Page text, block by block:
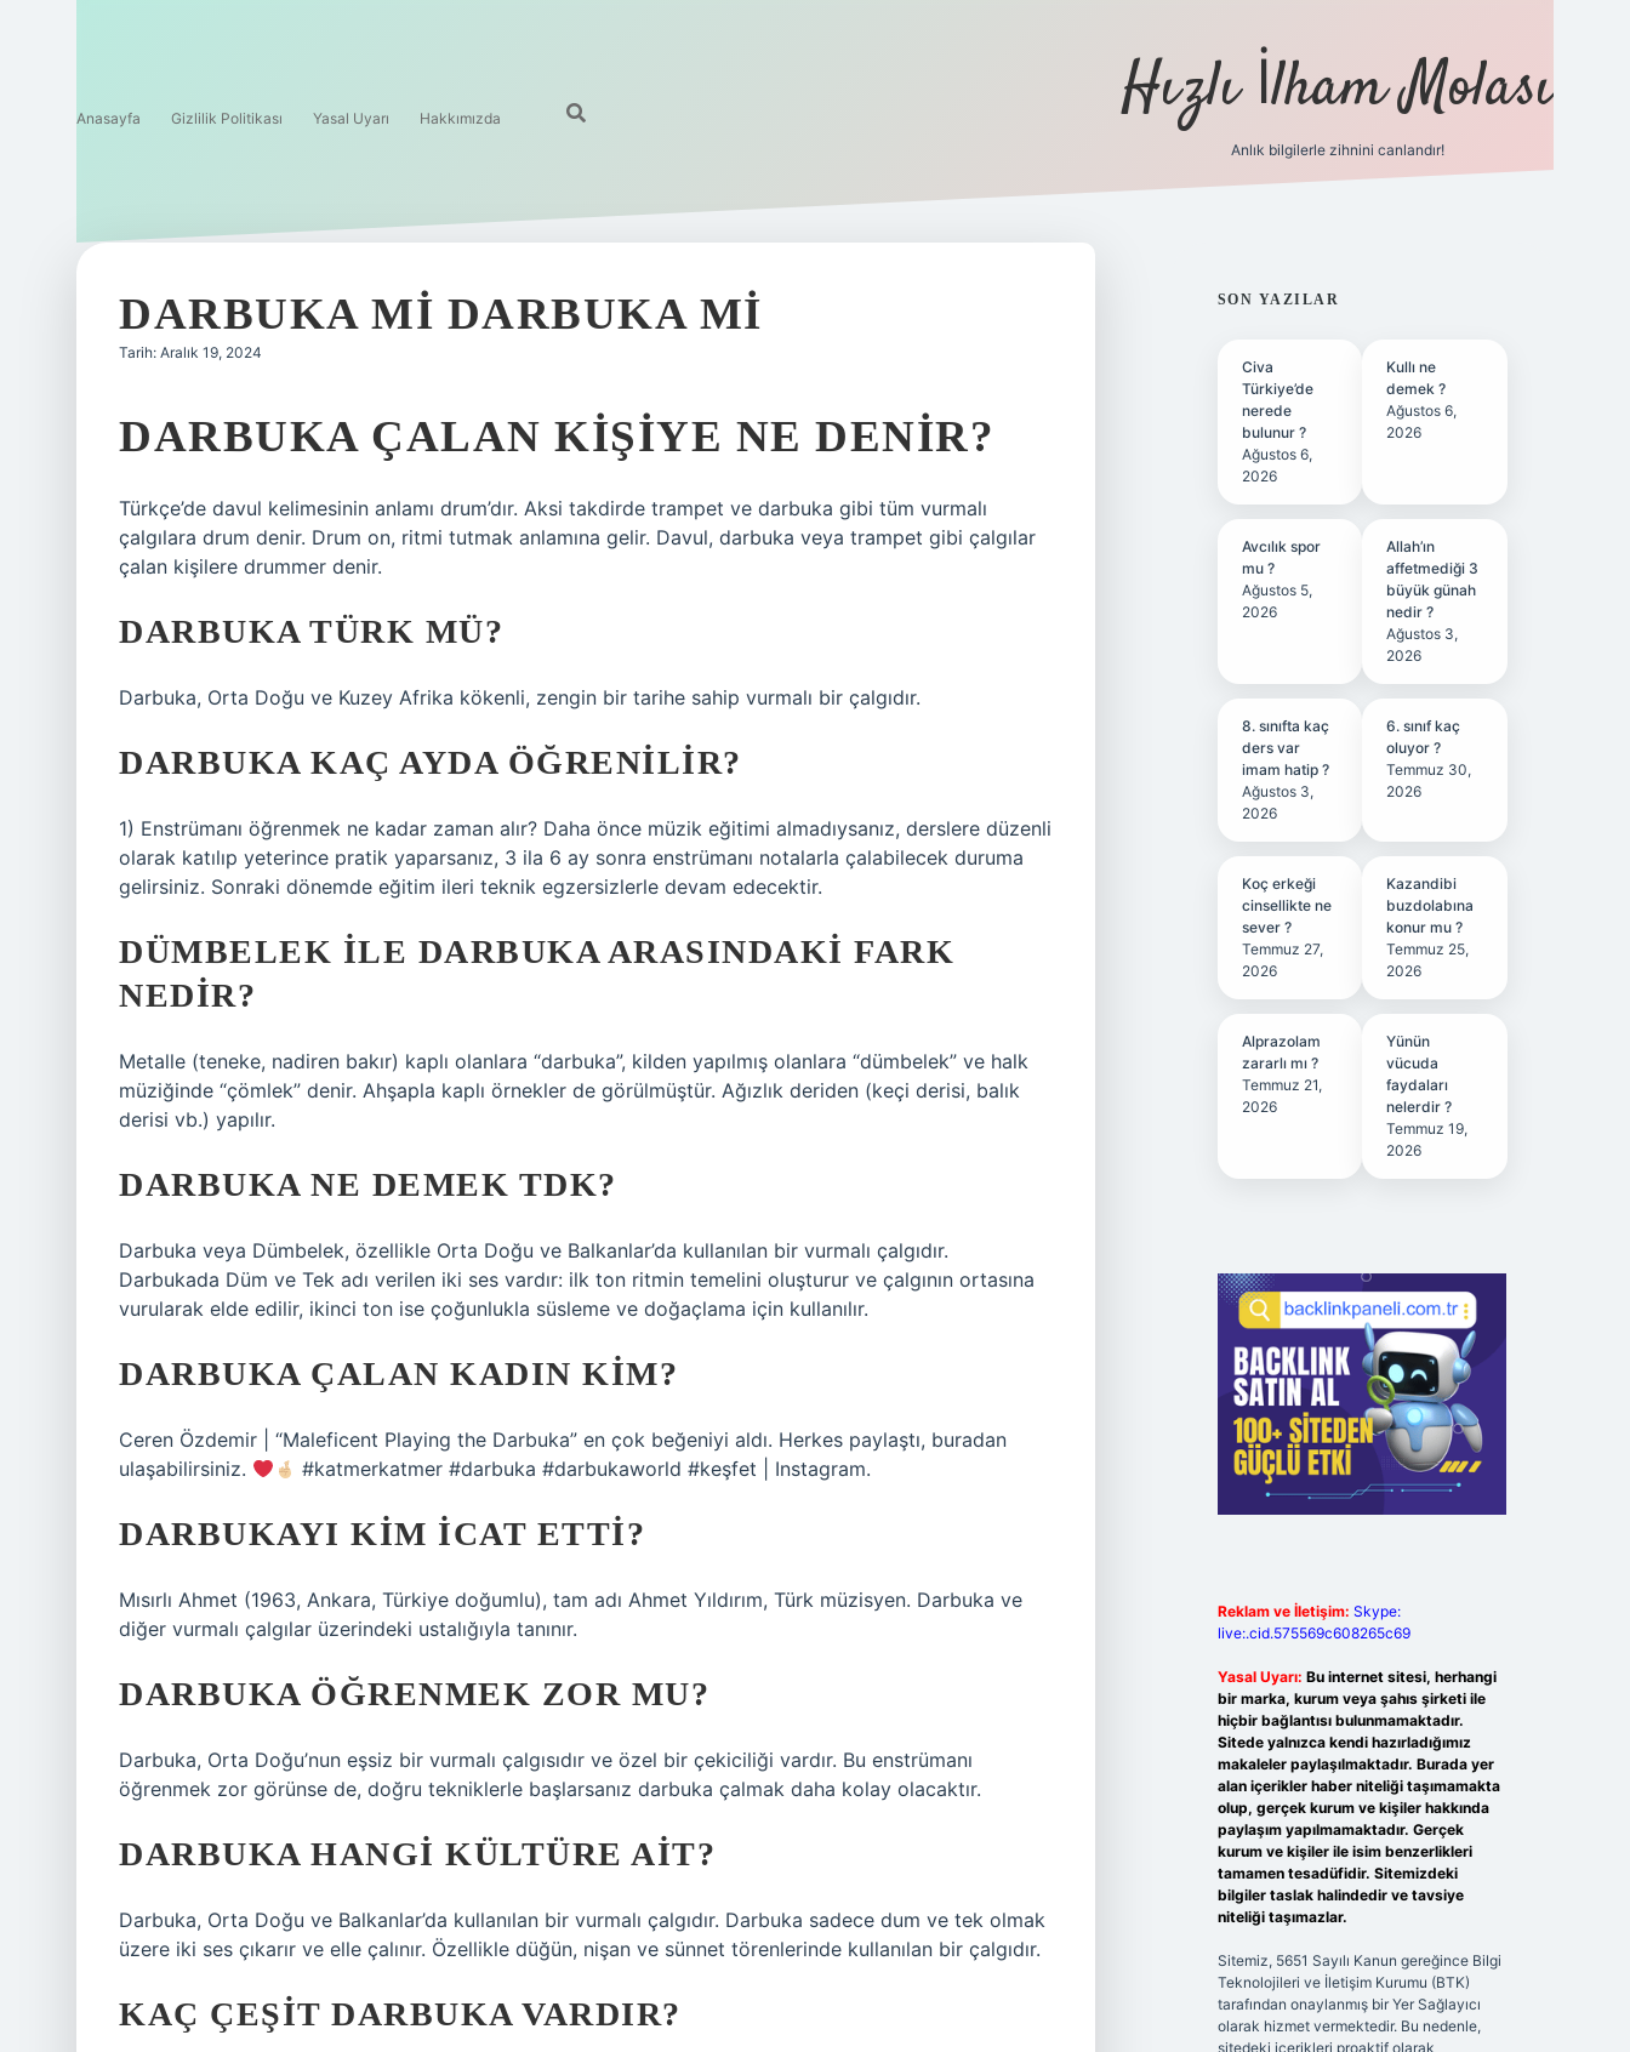
Anasayfa Gizlilik Politikası Yasal Uyarı Hakkımızda Hızlı İlham Molası
Anlık bilgilerle zihnini canlandır!
DARBUKA MI DARBUKA MI
Tarih: Aralık 19, 2024
DARBUKA ÇALAN KIŞIYE NE DENIR?
Türkçe’de davul kelimesinin anlamı drum’dır. Aksi takdirde trampet ve darbuka gibi tüm vurmalı
çalgılara drum denir. Drum on, ritmi tutmak anlamına gelir. Davul, darbuka veya trampet gibi çalgılar
çalan kişilere drummer denir.
DARBUKA TÜRK MÜ?
Darbuka, Orta Doğu ve Kuzey Afrika kökenli, zengin bir tarihe sahip vurmalı bir çalgıdır.
DARBUKA KAÇ AYDA ÖĞRENILIR?
1) Enstrümanı öğrenmek ne kadar zaman alır? Daha önce müzik eğitimi almadıysanız, derslere düzenli
olarak katılıp yeterince pratik yaparsanız, 3 ila 6 ay sonra enstrümanı notalarla çalabilecek duruma
gelirsiniz. Sonraki dönemde eğitim ileri teknik egzersizlerle devam edecektir.
DÜMBELEK ILE DARBUKA ARASINDAKI FARK
NEDIR?
Metalle (teneke, nadiren bakır) kaplı olanlara “darbuka”, kilden yapılmış olanlara “dümbelek” ve halk
müziğinde “çömlek” denir. Ahşapla kaplı örnekler de görülmüştür. Ağızlık deriden (keçi derisi, balık
derisi vb.) yapılır.
DARBUKA NE DEMEK TDK?
Darbuka veya Dümbelek, özellikle Orta Doğu ve Balkanlar’da kullanılan bir vurmalı çalgıdır.
Darbukada Düm ve Tek adı verilen iki ses vardır: ilk ton ritmin temelini oluşturur ve çalgının ortasına
vurularak elde edilir, ikinci ton ise çoğunlukla süsleme ve doğaçlama için kullanılır.
DARBUKA ÇALAN KADIN KIM?
Ceren Özdemir | “Maleficent Playing the Darbuka” en çok beğeniyi aldı. Herkes paylaştı, buradan
ulaşabilirsiniz.
#katmerkatmer #darbuka #darbukaworld #keşfet | Instagram.
DARBUKAYI KIM ICAT ETTI?
Mısırlı Ahmet (1963, Ankara, Türkiye doğumlu), tam adı Ahmet Yıldırım, Türk müzisyen. Darbuka ve
diğer vurmalı çalgılar üzerindeki ustalığıyla tanınır.
DARBUKA ÖĞRENMEK ZOR MU?
Darbuka, Orta Doğu’nun eşsiz bir vurmalı çalgısıdır ve özel bir çekiciliği vardır. Bu enstrümanı
öğrenmek zor görünse de, doğru tekniklerle başlarsanız darbuka çalmak daha kolay olacaktır.
DARBUKA HANGI KÜLTÜRE AIT?
Darbuka, Orta Doğu ve Balkanlar’da kullanılan bir vurmalı çalgıdır. Darbuka sadece dum ve tek olmak
üzere iki ses çıkarır ve elle çalınır. Özellikle düğün, nişan ve sünnet törenlerinde kullanılan bir çalgıdır.
KAÇ ÇEŞIT DARBUKA VARDIR?
SIDEBAR
SON YAZILAR
Civa
Türkiye’de
nerede
bulunur ?
Ağustos 6,
2026
Kullı ne
demek ?
Ağustos 6,
2026
Avcılık spor
mu ?
Ağustos 5,
2026
Allah’ın
affetmediği 3
büyük günah
nedir ?
Ağustos 3,
2026
8. sınıfta kaç
ders var
imam hatip ?
Ağustos 3,
2026
6. sınıf kaç
oluyor ?
Temmuz 30,
2026
Koç erkeği
cinsellikte ne
sever ?
Temmuz 27,
2026
Kazandibi
buzdolabına
konur mu ?
Temmuz 25,
2026
Alprazolam
zararlı mı ?
Temmuz 21,
2026
Yünün
vücuda
faydaları
nelerdir ?
Temmuz 19,
2026
Reklam ve İletişim: Skype:
live:.cid.575569c608265c69
Yasal Uyarı: Bu internet sitesi, herhangi
bir marka, kurum veya şahıs şirketi ile
hiçbir bağlantısı bulunmamaktadır.
Sitede yalnızca kendi hazırladığımız
makaleler paylaşılmaktadır. Burada yer
alan içerikler haber niteliği taşımamakta
olup, gerçek kurum ve kişiler hakkında
paylaşım yapılmamaktadır. Gerçek
kurum ve kişiler ile isim benzerlikleri
tamamen tesadüfidir. Sitemizdeki
bilgiler taslak halindedir ve tavsiye
niteliği taşımazlar.
Sitemiz, 5651 Sayılı Kanun gereğince Bilgi
Teknolojileri ve İletişim Kurumu (BTK)
tarafından onaylanmış bir Yer Sağlayıcı
olarak hizmet vermektedir. Bu nedenle,
sitedeki içerikleri proaktif olarak